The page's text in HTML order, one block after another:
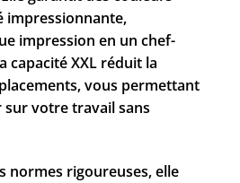
impressionnante,
impression en un chef-
capacité XXL réduit la
vous permettant
votre travail sans
normes rigoureuses, elle